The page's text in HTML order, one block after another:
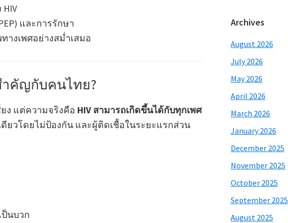
และการรักษา
งเพศอย่างสม่ำเสมอ
สำคัญกับคนไทย?
ง แต่ความจริงคือ HIV สามารถเกิดขึ้นได้กับทุกเพศ
ยวโดยไม่ป้องกัน และผู้ติดเชื้อในระยะแรกส่วน
นบวก
Archives
August 2026
July 2026
May 2026
April 2026
March 2026
January 2026
December 2025
November 2025
October 2025
September 2025
August 2025